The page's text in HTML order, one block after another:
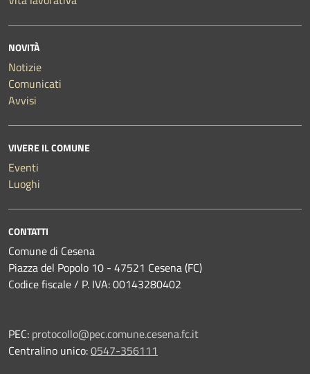
NOVITÀ
Notizie
Comunicati
Avvisi
VIVERE IL COMUNE
Eventi
Luoghi
CONTATTI
Comune di Cesena
Piazza del Popolo 10 - 47521 Cesena (FC)
Codice fiscale / P. IVA: 00143280402
PEC: protocollo@pec.comune.cesena.fc.it
Centralino unico:0547-356111